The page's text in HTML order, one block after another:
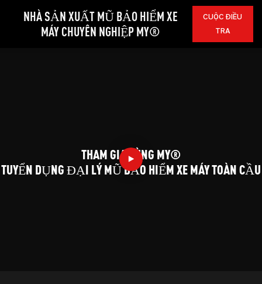
NHÀ SẢN XUẤT MŨ BẢO HIỂM XE
MÁY CHUYÊN NGHIỆP MY®
CUỘC ĐIỀU
TRA
THAM GIA CÙNG MY®
TUYỂN DỤNG ĐẠI LÝ MŨ BẢO HIỂM XE MÁY TOÀN CẦU